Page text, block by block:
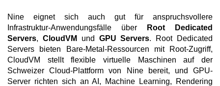
Nine eignet sich auch gut für anspruchsvollere
Infrastruktur-Anwendungsfälle über
Root Dedicated
Servers, CloudVM und GPU Servers. Root Dedicated
Servers bieten Bare-Metal-Ressourcen mit Root-Zugriff,
CloudVM stellt flexible virtuelle Maschinen auf der
Schweizer Cloud-Plattform von Nine bereit, und GPU-
Server richten sich an AI, Machine Learning, Rendering